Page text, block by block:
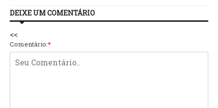
DEIXE UM COMENTÁRIO
<<
Comentário:*